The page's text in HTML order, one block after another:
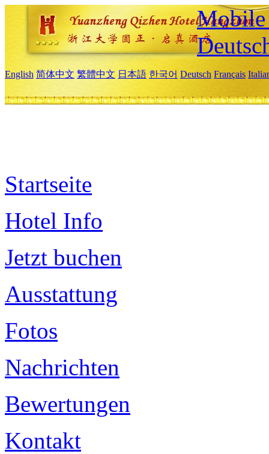
Mobile
English 简体中文 繁體中文 日本語 한국어 Deutsch Français
Startseite
Hotel Info
Jetzt buchen
Ausstattung
Fotos
Nachrichten
Bewertungen
Kontakt